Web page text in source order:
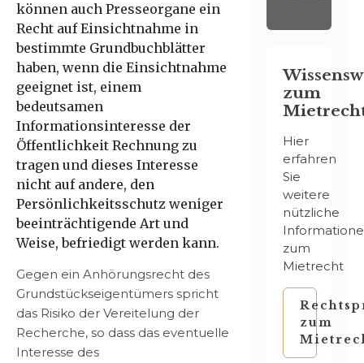
können auch Presseorgane ein
Recht auf Einsichtnahme in
bestimmte Grundbuchblätter
haben, wenn die Einsichtnahme
geeignet ist, einem
bedeutsamen
Informationsinteresse der
Öffentlichkeit Rechnung zu
tragen und dieses Interesse
nicht auf andere, den
Persönlichkeitsschutz weniger
beeinträchtigende Art und
Weise, befriedigt werden kann.
Gegen ein Anhörungsrecht des
Grundstückseigentümers spricht
das Risiko der Vereitelung der
Recherche, so dass das eventuelle
Interesse des
zum
Hier
erfahren
Sie
weitere
nützliche
zum
Mietrecht
zum